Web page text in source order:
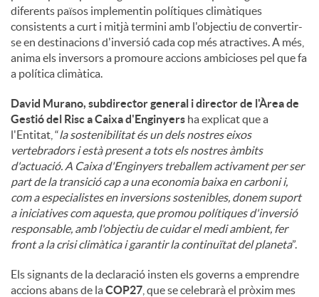
diferents països implementin polítiques climàtiques
consistents a curt i mitjà termini amb l'objectiu de convertir-
se en destinacions d'inversió cada cop més atractives. A més,
anima els inversors a promoure accions ambicioses pel que fa
a política climàtica.
David Murano, subdirector general i director de l'Àrea de
Gestió del Risc a Caixa d'Enginyers ha explicat que a
l'Entitat, “la sostenibilitat és un dels nostres eixos
vertebradors i està present a tots els nostres àmbits
d'actuació. A Caixa d'Enginyers treballem activament per ser
part de la transició cap a una economia baixa en carboni i,
com a especialistes en inversions sostenibles, donem suport
a iniciatives com aquesta, que promou polítiques d'inversió
responsable, amb l'objectiu de cuidar el medi ambient, fer
front a la crisi climàtica i garantir la continuïtat del planeta”.
Els signants de la declaració insten els governs a emprendre
accions abans de laCOP27 , que se celebrarà el pròxim mes